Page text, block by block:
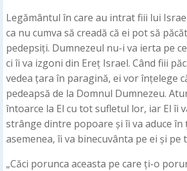
Legământul în care au intrat fiii lui
ca nu cumva să creadă că ei pot să
pedepsiți. Dumnezeul nu-i va ierta pe
ci îi va izgoni din Ereț Israel. Când fiii
vedea țara în paragină, ei vor înțelege
pedeapsă de la Domnul Dumnezeu.
întoarce la El cu tot sufletul lor, iar El îi
strânge dintre popoare și îi va aduce în
asemenea, îi va binecuvânta pe ei și pe
„Căci porunca aceasta pe care ți-o